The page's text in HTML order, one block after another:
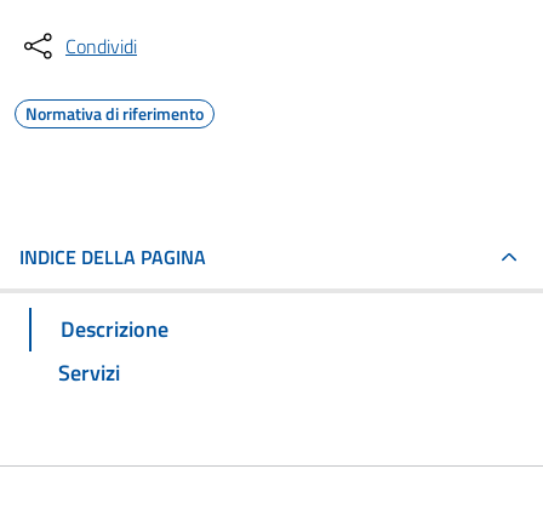
Condividi
Normativa di riferimento
INDICE DELLA PAGINA
Descrizione
Servizi